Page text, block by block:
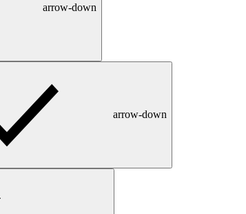
arrow-down
arrow-down